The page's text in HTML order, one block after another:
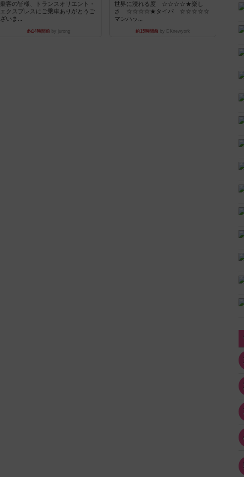
乗客の皆様、トランスオリエント・
エクスプレスにご乗車ありがとうご
ざいま...
約14時間前by jurong
世界に浸れる度 ☆☆☆☆★楽し
さ ☆☆☆☆★タイパ ☆☆☆☆☆
マンハッ...
約15時間前 by DKnewyork